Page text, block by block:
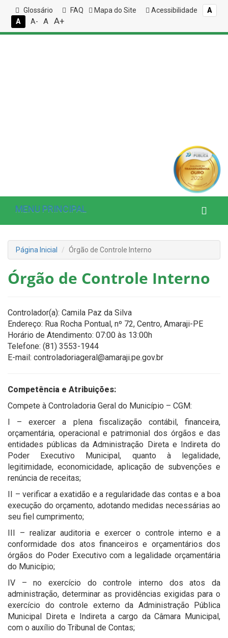
Glossário FAQ Mapa do Site Acessibilidade
A
A
A- A A+
MENU PRINCIPAL
Página Inicial Órgão de Controle Interno
Órgão de Controle Interno
Controlador(a): Camila Paz da Silva
Endereço: Rua Rocha Pontual, nº 72, Centro, Amaraji-PE
Horário de Atendimento: 07:00 às 13:00h
Telefone: (81) 3553-1944
E-mail: controladoriageral@amaraji.pe.gov.br
Competência e Atribuições:
Compete à Controladoria Geral do Município – CGM:
I – exercer a plena fiscalização contábil, financeira,
orçamentária, operacional e patrimonial dos órgãos e das
entidades públicas da Administração Direta e Indireta do
Poder Executivo Municipal, quanto à legalidade,
legitimidade, economicidade, aplicação de subvenções e
renúncia de receitas;
II – verificar a exatidão e a regularidade das contas e a boa
execução do orçamento, adotando medidas necessárias ao
seu fiel cumprimento;
III – realizar auditoria e exercer o controle interno e a
conformidade dos atos financeiros e orçamentários dos
órgãos do Poder Executivo com a legalidade orçamentária
do Município;
IV – no exercício do controle interno dos atos da
administração, determinar as providências exigidas para o
exercício do controle externo da Administração Pública
Municipal Direta e Indireta a cargo da Câmara Municipal,
com o auxílio do Tribunal de Contas;